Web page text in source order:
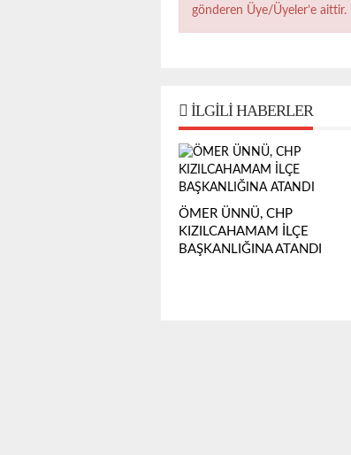
gönderen Üye/Üyeler’e aittir.
İLGILI HABERLER
ÖMER ÜNNÜ, CHP
KIZILCAHAMAM İLÇE
BAŞKANLIĞINA ATANDI